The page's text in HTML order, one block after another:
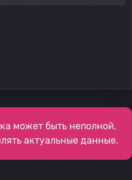
может быть неполной,
актуальные данные.